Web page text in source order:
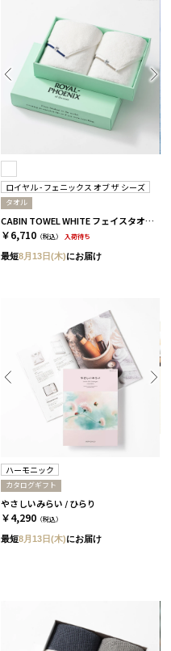
ロイヤル - フェニックス オブ ザ シーズ
タオル
CABIN TOWEL WHITE フェイスタオル 2枚セット / ROYAL BLUE×MIST GREY［ロイヤル - フェニックス オブ ザ シーズ］
￥6,710 （税込） 入荷待ち
最短8月13日(木)にお届け
ハーモニック
カタログギフト
やさしいみらい / ひらり
￥4,290 （税込）
最短8月13日(木)にお届け